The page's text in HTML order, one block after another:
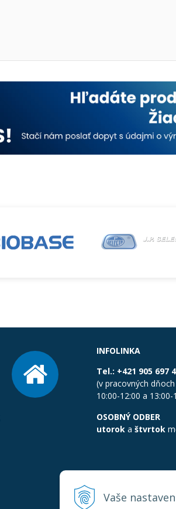
Vaše
INFOLINKA
Tel.: +421 905 697
(v pracovných
10:00-12:00 a 13:00-
OSOBNÝ ODBER
utorok a štvrtok